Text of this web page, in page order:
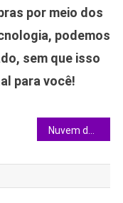
por meio dos
podemos
sem que isso
para você!